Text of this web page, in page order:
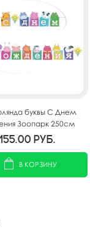
буквы С Днем
Зоопарк 250см
155.00 руб.
В КОРЗИНУ